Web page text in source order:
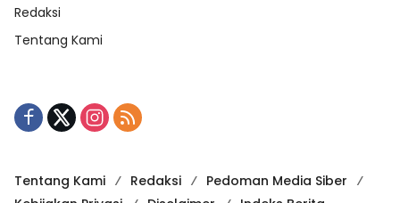
Redaksi
Tentang Kami
Tentang Kami Redaksi
Pedoman Media Siber